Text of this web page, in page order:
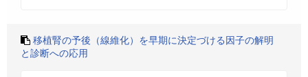
移植腎の予後（線維化）を早期に決定づける因子の解明
と診断への応用